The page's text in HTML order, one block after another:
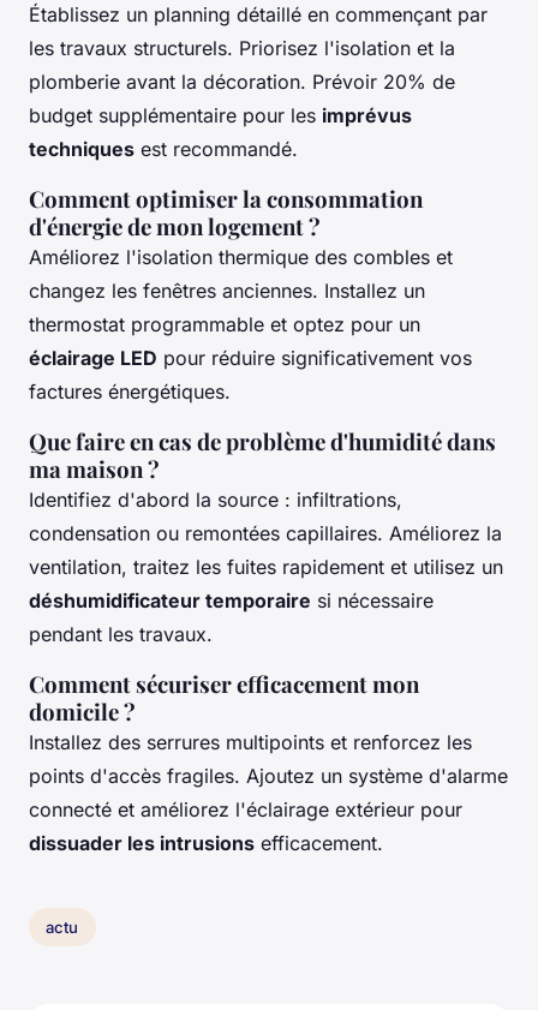
Établissez un planning détaillé en commençant par
les travaux structurels. Priorisez l'isolation et la
plomberie avant la décoration. Prévoir 20% de
budget supplémentaire pour les imprévus
techniques est recommandé.
Comment optimiser la consommation
d'énergie de mon logement ?
Améliorez l'isolation thermique des combles et
changez les fenêtres anciennes. Installez un
thermostat programmable et optez pour un
éclairage LED pour réduire significativement vos
factures énergétiques.
Que faire en cas de problème d'humidité dans
ma maison ?
Identifiez d'abord la source : infiltrations,
condensation ou remontées capillaires. Améliorez la
ventilation, traitez les fuites rapidement et utilisez un
déshumidificateur temporaire si nécessaire
pendant les travaux.
Comment sécuriser efficacement mon
domicile ?
Installez des serrures multipoints et renforcez les
points d'accès fragiles. Ajoutez un système d'alarme
connecté et améliorez l'éclairage extérieur pour
dissuader les intrusions efficacement.
actu